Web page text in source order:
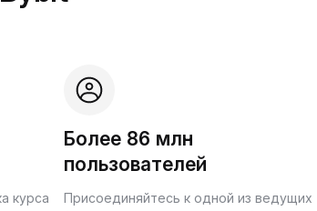
курса
Более 86 млн
пользователей
Присоединяйтесь к одной из ведущих